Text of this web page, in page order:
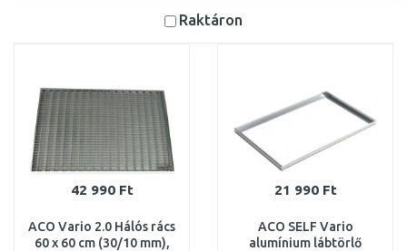
Raktáron
42 990 Ft
ACO Vario 2.0 Hálós rács
60 x 60 cm (30/10 mm),
21 990 Ft
ACO SELF Vario
alumínium lábtörlő